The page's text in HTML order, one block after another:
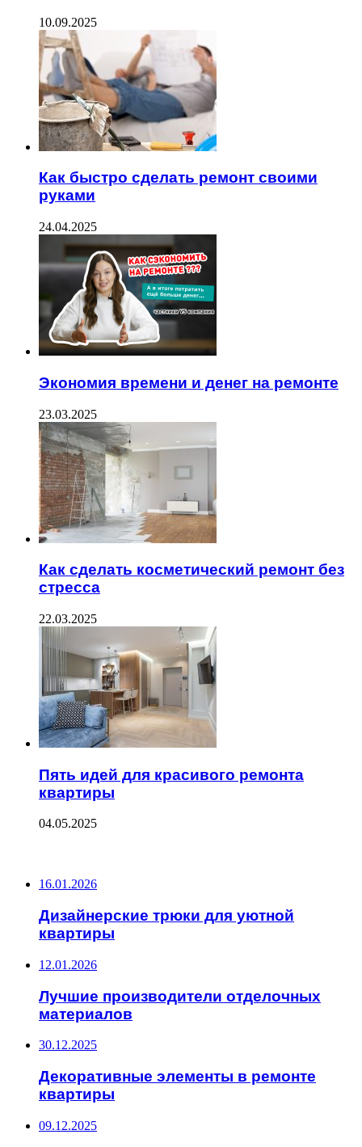
10.09.2025
Как быстро сделать ремонт своими
руками
24.04.2025
Экономия времени и денег на ремонте
23.03.2025
Как сделать косметический ремонт без
стресса
22.03.2025
Пять идей для красивого ремонта
квартиры
04.05.2025
16.01.2026
Дизайнерские трюки для уютной
квартиры
12.01.2026
Лучшие производители отделочных
материалов
30.12.2025
Декоративные элементы в ремонте
квартиры
09.12.2025